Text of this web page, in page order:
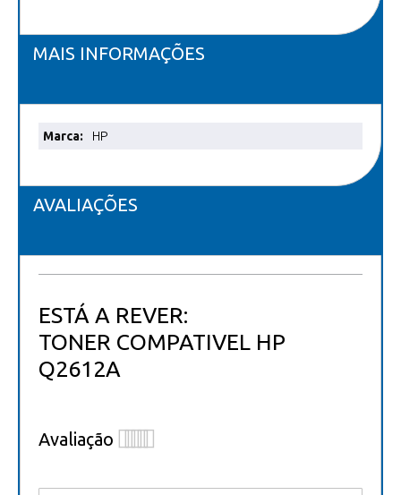
MAIS INFORMAÇÕES
Mais
HP
AVALIAÇÕES
ESTÁ A REVER:
TONER COMPATIVEL HP
Q2612A
Avaliação